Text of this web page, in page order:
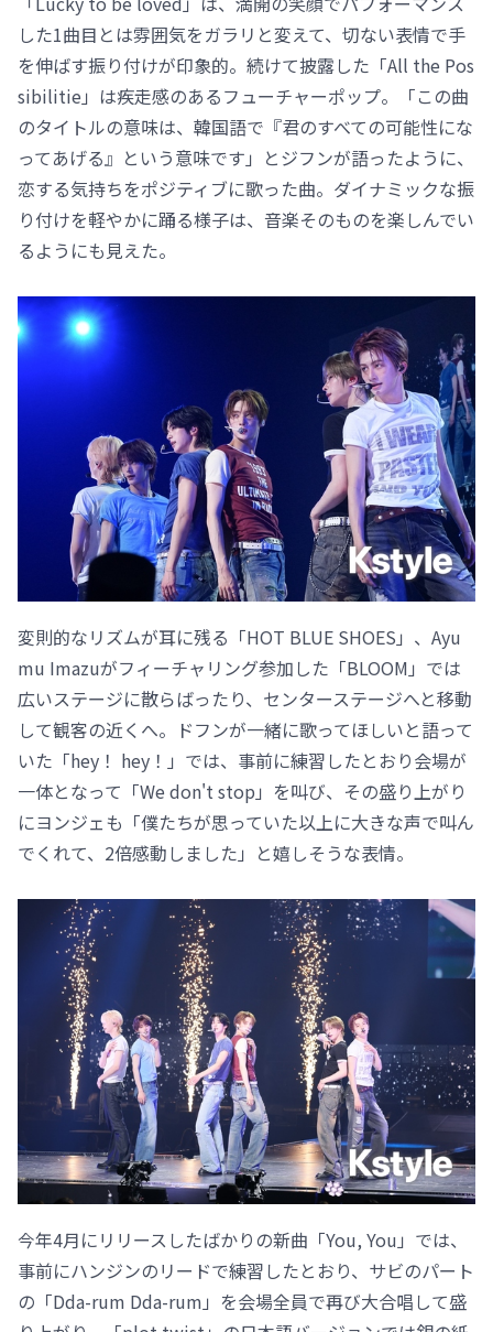
した1曲目とは雰囲気をガラリと変えて、切ない表情で手
を伸ばす振り付けが印象的。続けて披露した「All the Pos
sibilitie」は疾走感のあるフューチャーポップ。「この曲
のタイトルの意味は、韓国語で『君のすべての可能性にな
ってあげる』という意味です」とジフンが語ったように、
恋する気持ちをポジティブに歌った曲。ダイナミックな振
り付けを軽やかに踊る様子は、音楽そのものを楽しんでい
るようにも見えた。
変則的なリズムが耳に残る「HOT BLUE SHOES」、Ayu
mu Imazuがフィーチャリング参加した「BLOOM」では
広いステージに散らばったり、センターステージへと移動
して観客の近くへ。ドフンが一緒に歌ってほしいと語って
いた「hey！ hey！」では、事前に練習したとおり会場が
一体となって「We don't stop」を叫び、その盛り上がり
にヨンジェも「僕たちが思っていた以上に大きな声で叫ん
でくれて、2倍感動しました」と嬉しそうな表情。
今年4月にリリースしたばかりの新曲「You, You」では、
事前にハンジンのリードで練習したとおり、サビのパート
の「Dda-rum Dda-rum」を会場全員で再び大合唱して盛